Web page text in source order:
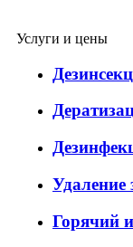
Услуги и цены
Удаление
Горячий